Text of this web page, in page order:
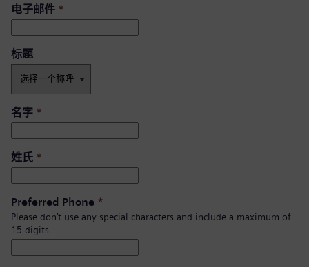
电子邮件 *
标题
名字 *
姓氏 *
Preferred Phone *
Please don’t use any special characters and include a maximum of
15 digits.